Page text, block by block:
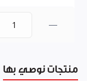
منتجات نوصي بها